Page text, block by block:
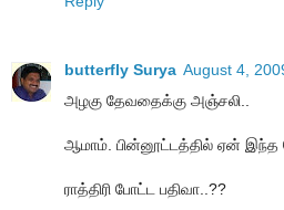
butterfly Surya August 4,
அழகு தேவதைக்கு அஞ்சலி..
ஆமாம். பின்னூட்டத்தில் ஏன்
ராத்திரி போட்ட பதிவா..??